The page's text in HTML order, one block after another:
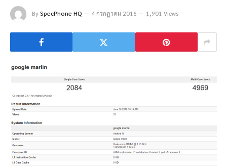
BySpecPhone HQ 4 กรกฎาคม 2016 1,901 Views